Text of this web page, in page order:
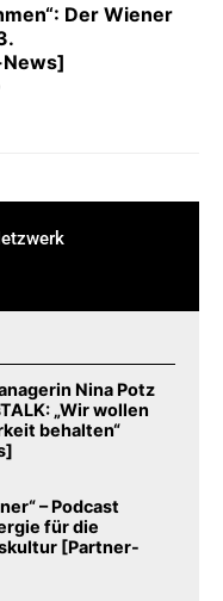
Der Wiener
Nina Potz
„Wir wollen
behalten“
– Podcast
für die
[Partner-